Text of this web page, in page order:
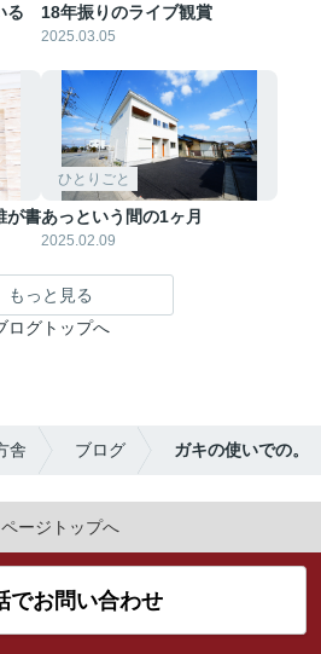
る
18年振りのライブ観賞
2025.03.05
が書
ひとりごと
あっという間の1ヶ月
2025.02.09
もっと見る
ログトップへ
舎 ブログ ガキの使いでの。
ページトップへ
でお問い合わせ